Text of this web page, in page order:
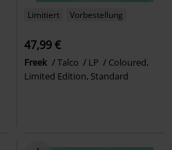
Limitiert Vorbestellung
47,99 €
Freek Talco LP
Coloured,
Limited Edition, Standard